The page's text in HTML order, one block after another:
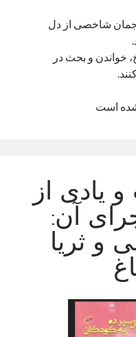
شاخصی از دل
خواندن و بحث در
است
یادی از
آن:
و ثریا